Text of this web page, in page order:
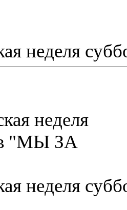
неделя
неделя